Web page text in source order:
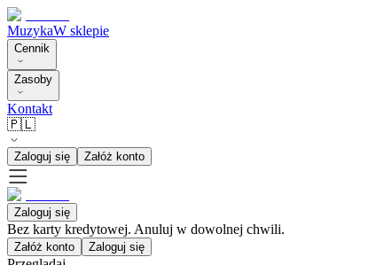
MuzykaW sklepie
Cennik
Zasoby
Kontakt
🇵🇱
Zaloguj się Załóż konto
Zaloguj się
Bez karty kredytowej. Anuluj w dowolnej chwili.
Załóż konto Zaloguj się